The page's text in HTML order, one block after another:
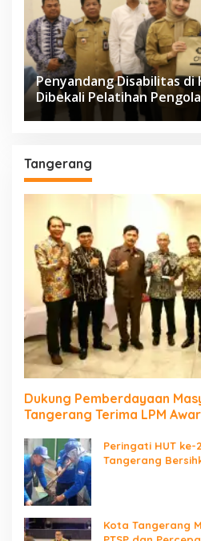
Penyandang Disabilitas di
Dibekali Pelatihan
Tangerang
Dukung Pemberdayaan
Tangerang Terima LPM
Peringati HUT
Tangerang
Kota Tangerang